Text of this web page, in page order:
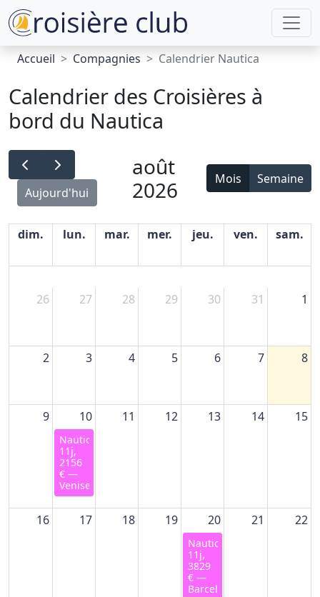
Accueil Compagnies Calendrier Nautica
Calendrier des Croisières à
bord du Nautica
Aujourd'hui
août
2026
Mois Semaine
dim. lun. mar. mer. jeu. ven. sam.
26 27 28 29 30 31 1
2 3 4 5 6 7 8
9 10
Nautica,
11j,
2156
€ —
Venise
11 12 13 14 15
16 17 18 19 20
Nautica,
11j,
3829
€ —
Barcelone
21 22